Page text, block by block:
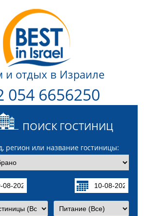
и отдых в Израиле
054 6656250
ПОИСК ГОСТИНИЦ
регион или название гостиницы: